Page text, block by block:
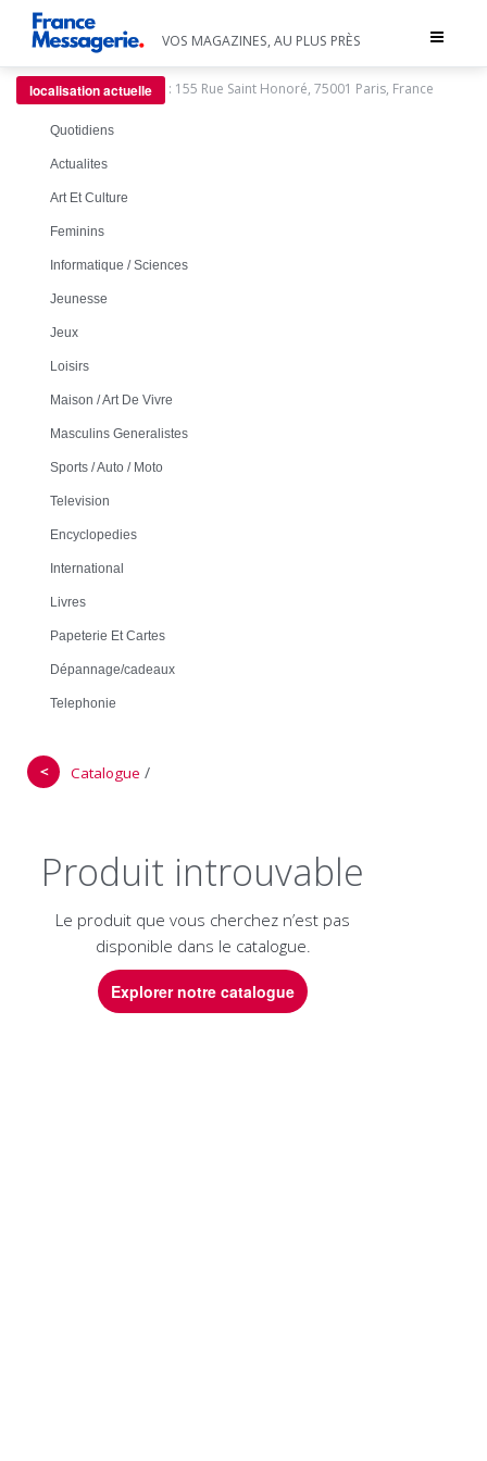
Toggle
VOS MAGAZINES, AU PLUS PRÈS
localisation actuelle : 155 Rue Saint Honoré, 75001 Paris, France
Quotidiens
Actualites
Art Et Culture
Feminins
Informatique / Sciences
Jeunesse
Jeux
Loisirs
Maison / Art De Vivre
Masculins Generalistes
Sports / Auto / Moto
Television
Encyclopedies
International
Livres
Papeterie Et Cartes
Dépannage/cadeaux
Telephonie
＜ Catalogue /
Produit introuvable
Le produit que vous cherchez n’est pas
disponible dans le catalogue.
Explorer notre catalogue